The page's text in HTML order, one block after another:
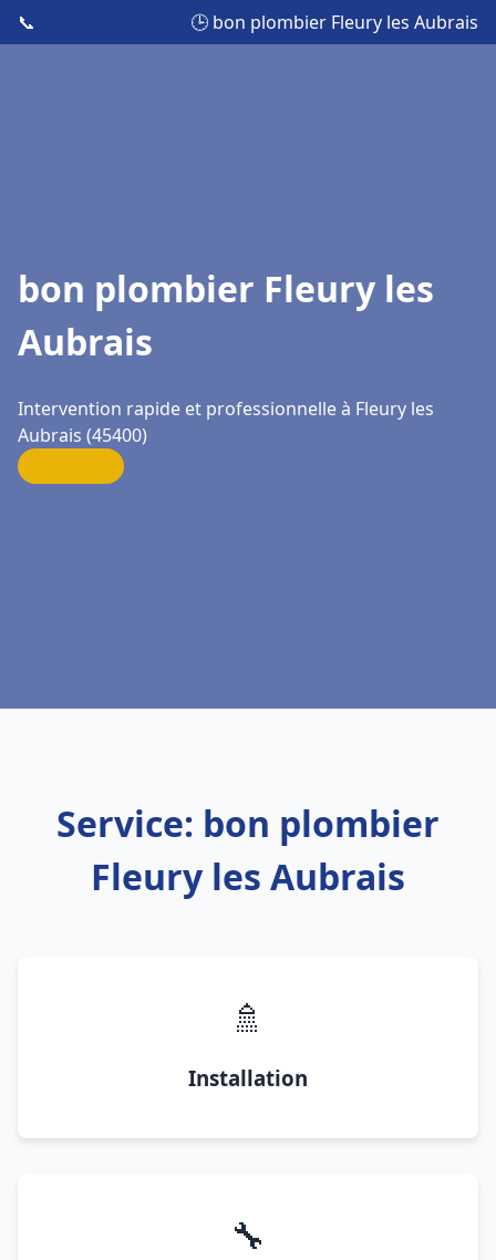
📞 🕒 bon plombier Fleury les Aubrais
bon plombier Fleury les
Aubrais
Intervention rapide et professionnelle à Fleury les
Aubrais (45400)
Service: bon plombier
Fleury les Aubrais
🚿
Installation
🔧